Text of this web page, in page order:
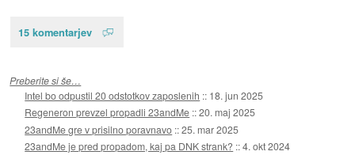
15 komentarjev
Preberite si še…
Intel bo odpustil 20 odstotkov zaposlenih :: 18. jun 2025
Regeneron prevzel propadli 23andMe ::20. maj 2025
23andMe gre v prisilno poravnavo ::25. mar 2025
23andMe je pred propadom, kaj pa DNK strank? ::4. okt 2024